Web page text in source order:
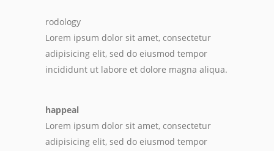
rodology
Lorem ipsum dolor sit amet, consectetur
adipisicing elit, sed do eiusmod tempor
incididunt ut labore et dolore magna aliqua.
happeal
Lorem ipsum dolor sit amet, consectetur
adipisicing elit, sed do eiusmod tempor